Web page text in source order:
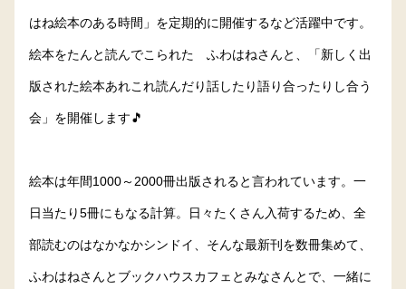
はね絵本のある時間」を定期的に開催するなど活躍中です。
絵本をたんと読んでこられた ふわはねさんと、「新しく出
版された絵本あれこれ読んだり話したり語り合ったりし合う
会」を開催します🎵
絵本は年間1000～2000冊出版されると言われています。一
日当たり5冊にもなる計算。日々たくさん入荷するため、全
部読むのはなかなかシンドイ、そんな最新刊を数冊集めて、
ふわはねさんとブックハウスカフェとみなさんとで、一緒に